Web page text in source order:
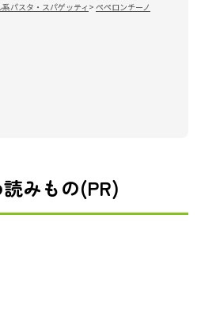
パスタ・スパゲッティ
ペペロンチーノ
みもの(PR)